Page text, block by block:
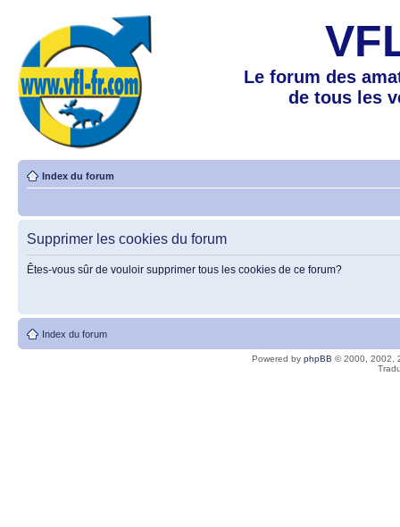
Le forum des
de tous les
Index du forum
Supprimer les cookies du forum
Êtes-vous sûr de vouloir supprimer tous les cookies de ce forum?
Index du forum
Powered by phpBB © 2000, 2002,